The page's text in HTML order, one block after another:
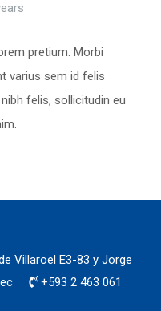
pretium. Morbi
varius sem id felis
felis, sollicitudin eu
Villaroel E3-83 y Jorge
+593 2 463 061